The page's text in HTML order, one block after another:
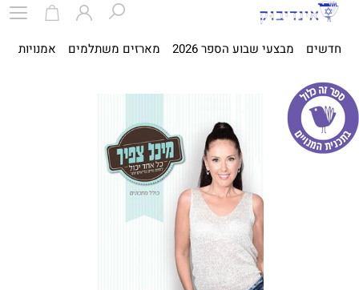
חדשים מבצעי שבוע הספר 2026 מארזים משתלמים אמנויות